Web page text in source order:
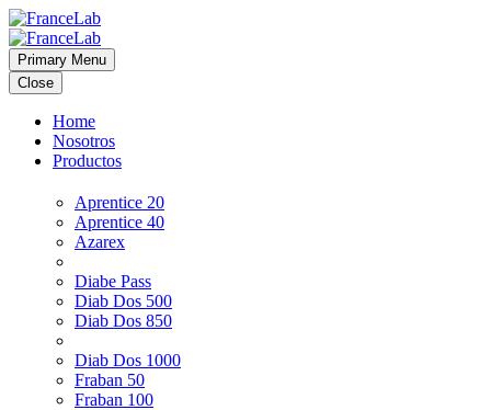
Primary Menu
Close
Home
Nosotros
Productos
Aprentice 20
Aprentice 40
Azarex
Diabe Pass
Diab Dos 500
Diab Dos 850
Diab Dos 1000
Fraban 50
Fraban 100